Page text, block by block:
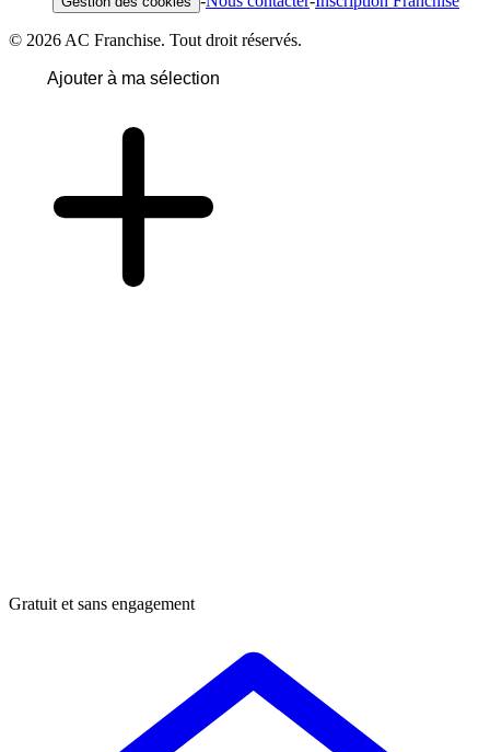
© 2026 AC Franchise. Tout droit réservés.
Ajouter à ma sélection
Gratuit et sans engagement